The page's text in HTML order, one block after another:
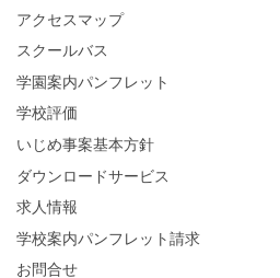
アクセスマップ
スクールバス
学園案内パンフレット
学校評価
いじめ事案基本方針
ダウンロードサービス
求人情報
学校案内パンフレット請求
お問合せ